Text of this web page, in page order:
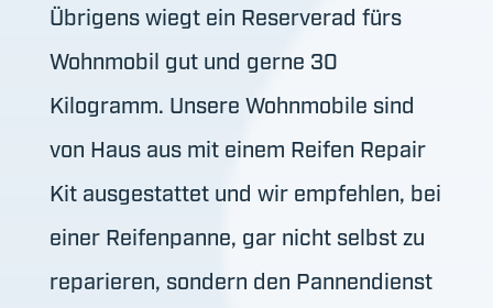
Übrigens wiegt ein Reserverad fürs
Wohnmobil gut und gerne 30
Kilogramm. Unsere Wohnmobile sind
von Haus aus mit einem Reifen Repair
Kit ausgestattet und wir empfehlen, bei
einer Reifenpanne, gar nicht selbst zu
reparieren, sondern den Pannendienst